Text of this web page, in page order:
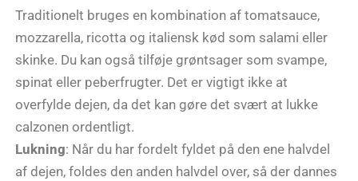
Traditionelt bruges en kombination af tomatsauce,
mozzarella, ricotta og italiensk kød som salami eller
skinke. Du kan også tilføje grøntsager som svampe,
spinat eller peberfrugter. Det er vigtigt ikke at
overfylde dejen, da det kan gøre det svært at lukke
calzonen ordentligt.
Lukning: Når du har fordelt fyldet på den ene halvdel
af dejen, foldes den anden halvdel over, så der dannes